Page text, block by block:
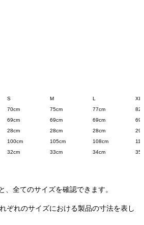
S M L
XL
70cm 75cm 77cm
69cm 69cm 69cm
28cm 28cm 28cm
100cm 105cm 108cm
32cm 33cm 34cm
、全てのサイズを確認できます。
ぞれのサイズにおける製品の寸法を表し